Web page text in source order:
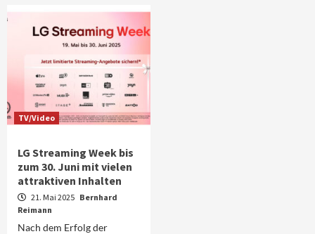
TV/Video
LG Streaming Week bis
zum 30. Juni mit vielen
attraktiven Inhalten
21. Mai 2025 Bernhard
Reimann
Nach dem Erfolg der